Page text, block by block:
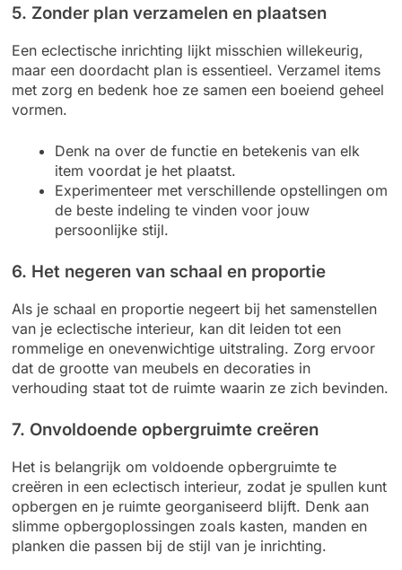
5. Zonder plan verzamelen en plaatsen
Een eclectische inrichting lijkt misschien willekeurig,
maar een doordacht plan is essentieel. Verzamel items
met zorg en bedenk hoe ze samen een boeiend geheel
vormen.
Denk na over de functie en betekenis van elk
item voordat je het plaatst.
Experimenteer met verschillende opstellingen om
de beste indeling te vinden voor jouw
persoonlijke stijl.
6. Het negeren van schaal en proportie
Als je schaal en proportie negeert bij het samenstellen
van je eclectische interieur, kan dit leiden tot een
rommelige en onevenwichtige uitstraling. Zorg ervoor
dat de grootte van meubels en decoraties in
verhouding staat tot de ruimte waarin ze zich bevinden.
7. Onvoldoende opbergruimte creëren
Het is belangrijk om voldoende opbergruimte te
creëren in een eclectisch interieur, zodat je spullen kunt
opbergen en je ruimte georganiseerd blijft. Denk aan
slimme opbergoplossingen zoals kasten, manden en
planken die passen bij de stijl van je inrichting.